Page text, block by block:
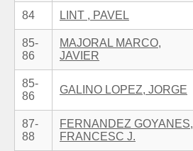
84 LINT , PAVEL
85-
86
MAJORAL MARCO,
JAVIER
85-
86
GALINO LOPEZ, JORGE
87-
88
FERNANDEZ GOYANES,
FRANCESC J.